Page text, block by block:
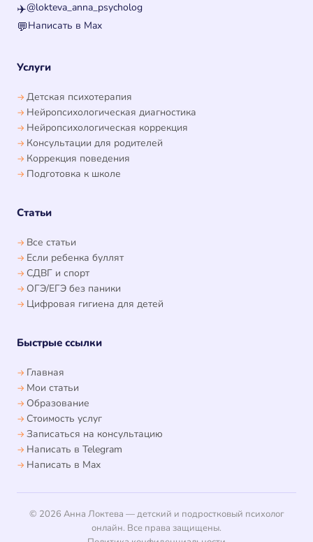
✈️@lokteva_anna_psycholog
💬Написать в Max
Услуги
Детская психотерапия
Нейропсихологическая диагностика
Нейропсихологическая коррекция
Консультации для родителей
Коррекция поведения
Подготовка к школе
Статьи
Все статьи
Если ребенка буллят
СДВГ и спорт
ОГЭ/ЕГЭ без паники
Цифровая гигиена для детей
Быстрые ссылки
Главная
Мои статьи
Образование
Стоимость услуг
Записаться на консультацию
Написать в Telegram
Написать в Max
© 2026 Анна Локтева — детский и подростковый психолог
онлайн. Все права защищены.